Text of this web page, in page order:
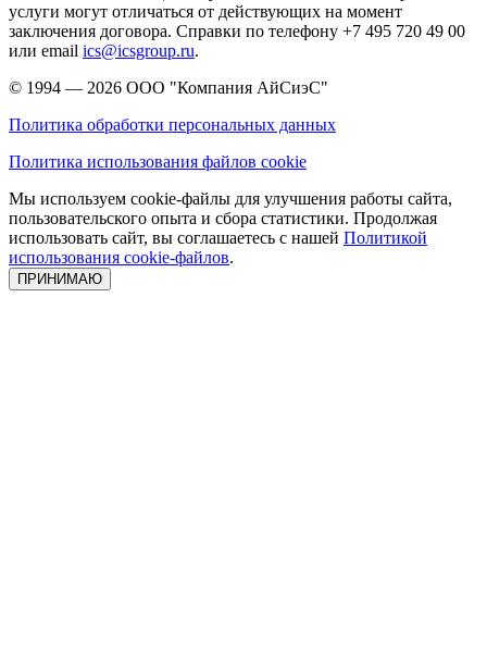
услуги могут отличаться от действующих на момент
заключения договора. Справки по телефону +7 495 720 49 00
или email ics@icsgroup.ru.
© 1994 — 2026 ООО "Компания АйСиэС"
Политика обработки персональных данных
Политика использования файлов cookie
Мы используем cookie-файлы для улучшения работы сайта,
пользовательского опыта и сбора статистики. Продолжая
использовать сайт, вы соглашаетесь с нашей Политикой
использования cookie-файлов.
ПРИНИМАЮ